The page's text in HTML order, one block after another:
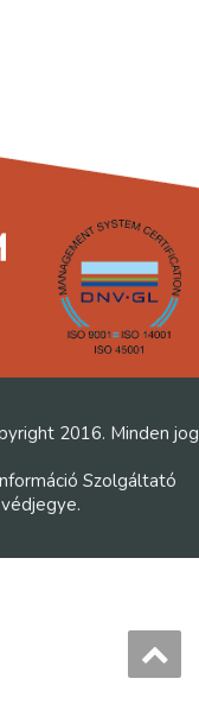
2016. Minden jog
Szolgáltató